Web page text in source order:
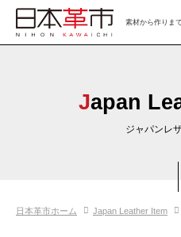
素材から作りま
革市通信
Japan
ジャパンレ
日本革市ホーム Japan Leather Item